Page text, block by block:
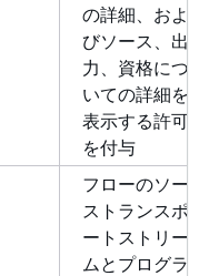
の詳細、およ
びソース、出
力、資格につ
いての詳細を
表示する許可
を付与
フローのソー
ストランスポ
ートストリー
ムとプログラ